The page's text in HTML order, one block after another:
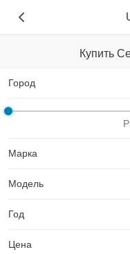
Купить
Город
Марка
Модель
Год
Цена